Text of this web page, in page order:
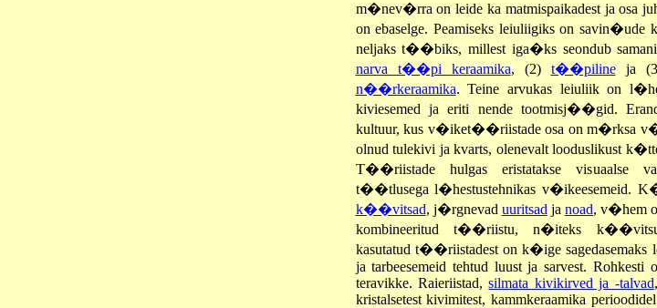
m�nev�rra on leide ka matmispaikadest ja osa
on ebaselge. Peamiseks leiuliigiks on savin�ude
neljaks t��biks, millest iga�ks seondub
narva t��pi keraamika, (2) t��pilineja
n��rkeraamika. Teine arvukas leiuliik on
kiviesemed ja eriti nende tootmisj��gid.
kultuur, kus v�iket��riistade osa on m�rksa
olnud tulekivi ja kvarts, olenevalt looduslikust
T��riistade hulgas eristatakse visuaalse
t��tlusega l�hestustehnikas v�ikeesemeid.
k��vitsad, j�rgnevad uuritsad ja noad, v�hem
kombineeritud t��riistu, n�iteks
kasutatud t��riistadest on k�ige sagedasemaks
ja tarbeesemeid tehtud luust ja sarvest. Rohkesti
teravikke. Raieriistad,silmata kivikirved ja -talvad
kristalsetest kivimitest, kammkeraamika